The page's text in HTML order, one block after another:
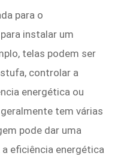
para o
instalar um
telas podem ser
controlar a
energética ou
tem várias
pode dar uma
eficiência energética